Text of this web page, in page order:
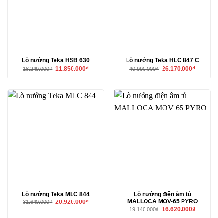
Lò nướng Teka HSB 630
18.249.000₫ Giá
11.850.000₫Giá
11.850.000₫.
Lò nướng Teka HLC 847 C
40.990.000₫ Giá
26.170.000₫Giá
Lò nướng Teka MLC 844
31.640.000₫ Giá
20.920.000₫Giá
Lò nướng điện âm tủ
MALLOCA MOV-65 PYRO
19.140.000₫ Giá
16.620.000₫Giá